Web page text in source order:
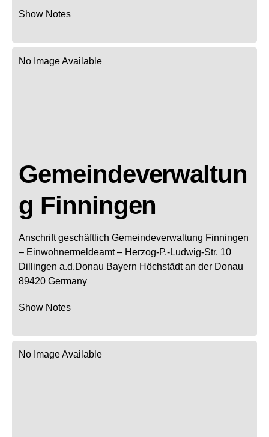
Show Notes
No Image Available
Gemeindeverwaltun
g Finningen
Anschrift geschäftlich Gemeindeverwaltung Finningen
– Einwohnermeldeamt – Herzog-P.-Ludwig-Str. 10
Dillingen a.d.Donau Bayern Höchstädt an der Donau
89420 Germany
Show Notes
No Image Available